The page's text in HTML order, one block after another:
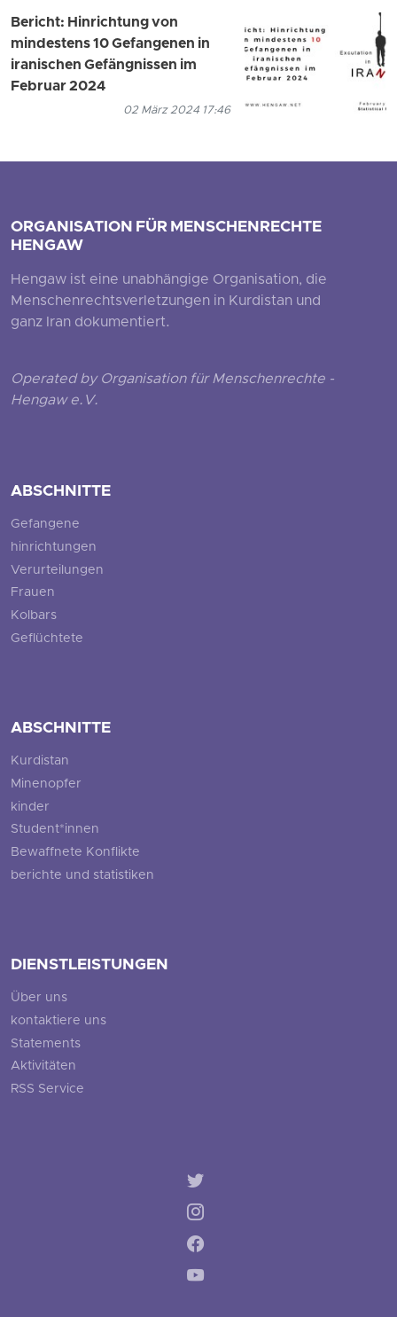
Bericht: Hinrichtung von
mindestens 10 Gefangenen in
iranischen Gefängnissen im
Februar 2024
02 März 2024 17:46
ORGANISATION FÜR MENSCHENRECHTE
HENGAW
Hengaw ist eine unabhängige Organisation, die
Menschenrechtsverletzungen in Kurdistan und
ganz Iran dokumentiert.
Operated by Organisation für Menschenrechte -
Hengaw e.V.
ABSCHNITTE
Gefangene
hinrichtungen
Verurteilungen
Frauen
Kolbars
Geflüchtete
ABSCHNITTE
Kurdistan
Minenopfer
kinder
Student*innen
Bewaffnete Konflikte
berichte und statistiken
DIENSTLEISTUNGEN
Über uns
kontaktiere uns
Statements
Aktivitäten
RSS Service